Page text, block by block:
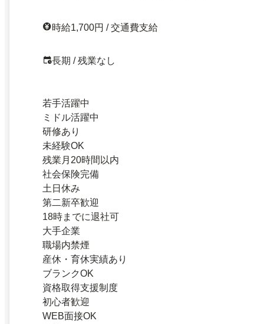
時給1,700円 / 交通費支給
長期 / 残業なし
若手活躍中
ミドル活躍中
研修あり
未経験OK
残業月20時間以内
社会保険完備
土日休み
第二新卒歓迎
18時までに退社可
大手企業
職場内禁煙
産休・育休実績あり
ブランクOK
資格取得支援制度
初心者歓迎
WEB面接OK